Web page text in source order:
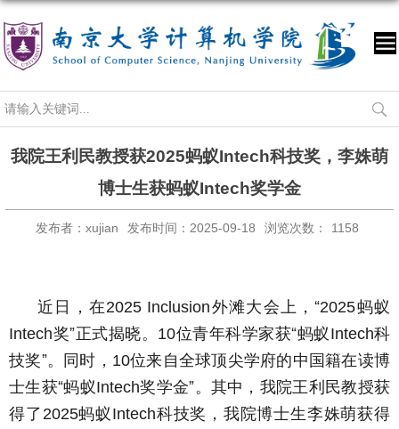
我院王利民教授获2025蚂蚁Intech科技奖，李姝萌
博士生获蚂蚁Intech奖学金
发布者：xujian 发布时间：2025-09-18 浏览次数： 1158
近日，在2025 Inclusion外滩大会上，“2025蚂蚁
Intech奖”正式揭晓。 10位青年科学家获“蚂蚁Intech科
技奖”。同时， 10位来自全球顶尖学府的中国籍在读博
士生获“蚂蚁Intech奖学金”。其中，我院王利民教授获
得了 2025蚂蚁Intech科技奖，我院博士生李姝萌获得